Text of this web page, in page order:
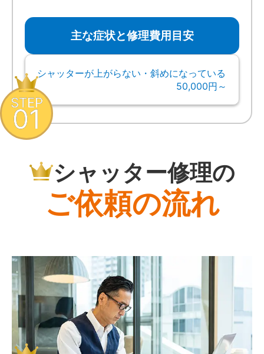
主な症状と修理費用目安
シャッターが上がらない・斜めになっている
50,000円～
シャッター修理の
ご依頼の流れ
STEP
01